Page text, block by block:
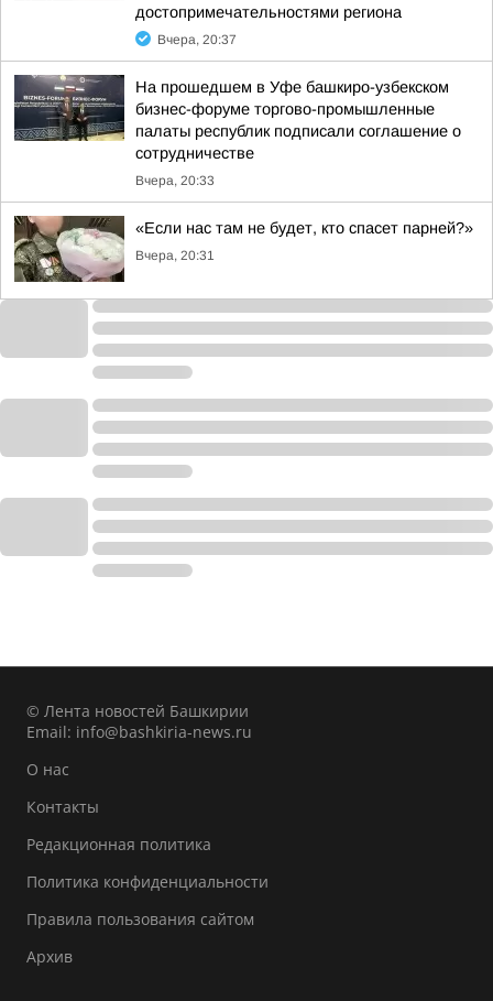
достопримечательностями региона
Вчера, 20:37
На прошедшем в Уфе башкиро-узбекском
бизнес-форуме торгово-промышленные
палаты республик подписали соглашение о
сотрудничестве
Вчера, 20:33
«Если нас там не будет, кто спасет парней?»
Вчера, 20:31
© Лента новостей Башкирии
Email: info@bashkiria-news.ru
О нас
Контакты
Редакционная политика
Политика конфиденциальности
Правила пользования сайтом
Архив